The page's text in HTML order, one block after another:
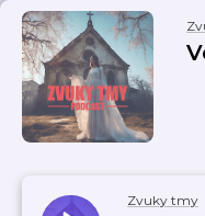
Zvuky tmy